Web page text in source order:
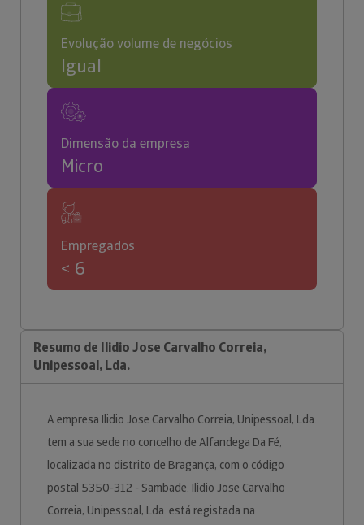
Evolução volume de negócios
Igual
Dimensão da empresa
Micro
Empregados
< 6
Resumo de Ilidio Jose Carvalho Correia,
Unipessoal, Lda.
A empresa Ilidio Jose Carvalho Correia, Unipessoal, Lda.
tem a sua sede no concelho de Alfandega Da Fé,
localizada no distrito de Bragança, com o código
postal 5350-312 - Sambade. Ilidio Jose Carvalho
Correia, Unipessoal, Lda. está registada na